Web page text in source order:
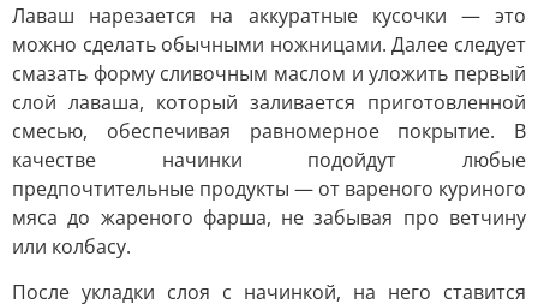
Лаваш нарезается на аккуратные кусочки — это
можно сделать обычными ножницами. Далее следует
смазать форму сливочным маслом и уложить первый
слой лаваша, который заливается приготовленной
смесью, обеспечивая равномерное покрытие. В
качестве начинки подойдут любые
предпочтительные продукты — от вареного куриного
мяса до жареного фарша, не забывая про ветчину
или колбасу.
После укладки слоя с начинкой, на него ставится